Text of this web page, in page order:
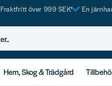
Fraktfritt över 999 SEK* En
Hem, Skog & Trädgård